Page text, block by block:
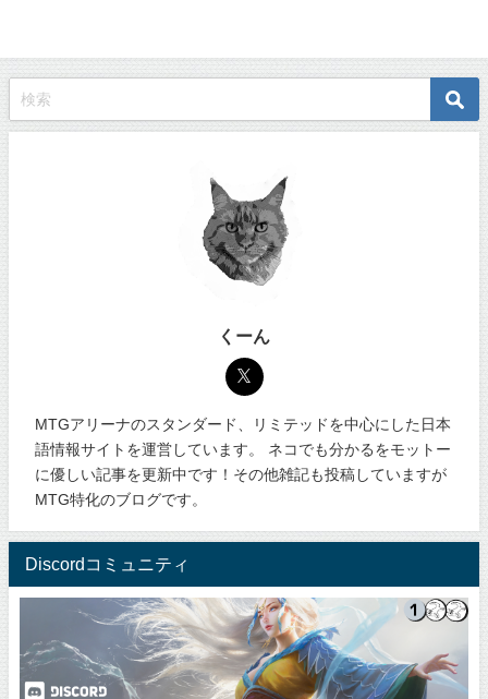
くーん
MTGアリーナのスタンダード、リミテッドを中心にした日本
語情報サイトを運営しています。 ネコでも分かるをモットー
に優しい記事を更新中です！その他雑記も投稿していますが
MTG特化のブログです。
Discordコミュニティ